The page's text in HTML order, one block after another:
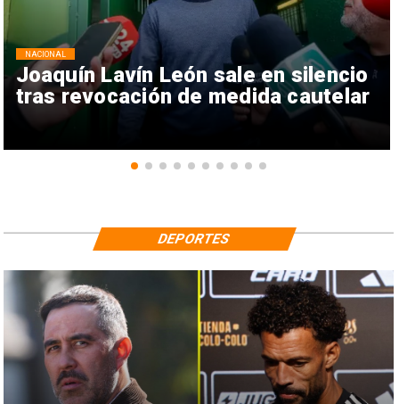
Joaquín Lavín León sale en silencio
tras revocación de medida cautelar
NACIONAL
DEPORTES